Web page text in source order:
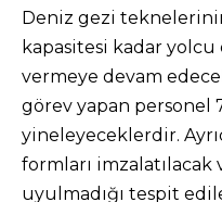
Deniz gezi
kapasitesi kadar
vermeye devam
görev yapan personel
yineleyeceklerdir.
formları
uyulmadığı tespit